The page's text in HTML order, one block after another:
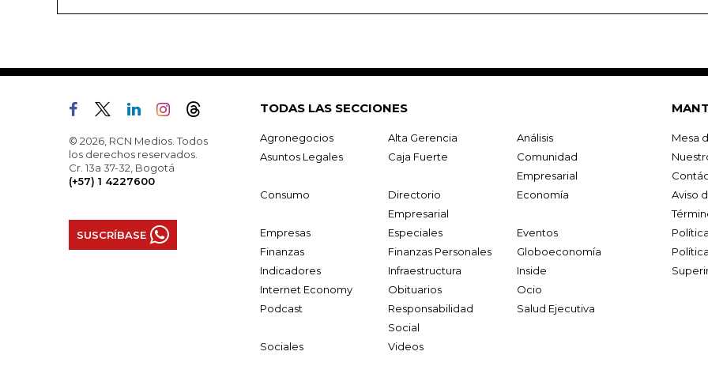
© 2026, RCN Medios. Todos
los derechos reservados.
Cr. 13a 37-32, Bogotá
(+57) 1 4227600
SUSCRÍBASE
TODAS LAS SECCIONES
Agronegocios Alta Gerencia
Análisis
Asuntos Legales
Caja Fuerte
Comunidad
Empresarial
Consumo
Directorio
Empresarial
Economía
Empresas Especiales
Eventos
Finanzas
Finanzas Personales
Globoeconomía
Indicadores
Infraestructura
Inside
Internet Economy
Obituarios
Ocio
Podcast
Responsabilidad
Social
Salud Ejecutiva
Sociales Videos
Mesa
Aviso